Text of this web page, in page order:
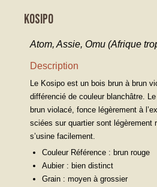
KOSIPO
Atom, Assie, Omu (Afrique
Description
Le Kosipo est un bois brun à brun
différencié de couleur blanchâtre.
brun violacé, fonce légèrement à
sciées sur quartier sont légèrement
s’usine facilement.
Couleur Référence : brun rouge
Aubier : bien distinct
Grain : moyen à grossier